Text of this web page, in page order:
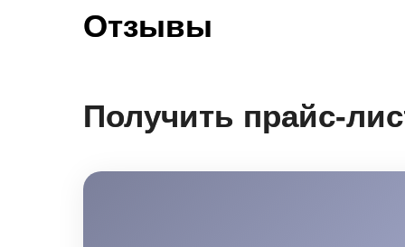
Отзывы
Получить прайс-